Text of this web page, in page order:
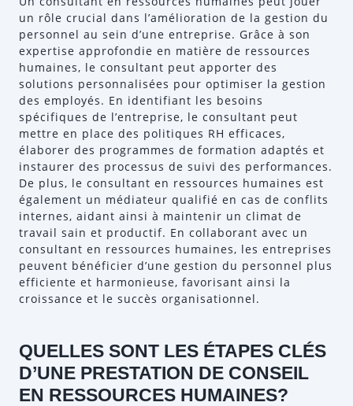
un rôle crucial dans l’amélioration de la gestion du
personnel au sein d’une entreprise. Grâce à son
expertise approfondie en matière de ressources
humaines, le consultant peut apporter des
solutions personnalisées pour optimiser la gestion
des employés. En identifiant les besoins
spécifiques de l’entreprise, le consultant peut
mettre en place des politiques RH efficaces,
élaborer des programmes de formation adaptés et
instaurer des processus de suivi des performances.
De plus, le consultant en ressources humaines est
également un médiateur qualifié en cas de conflits
internes, aidant ainsi à maintenir un climat de
travail sain et productif. En collaborant avec un
consultant en ressources humaines, les entreprises
peuvent bénéficier d’une gestion du personnel plus
efficiente et harmonieuse, favorisant ainsi la
croissance et le succès organisationnel.
QUELLES SONT LES ÉTAPES CLÉS
D’UNE PRESTATION DE CONSEIL
EN RESSOURCES HUMAINES?